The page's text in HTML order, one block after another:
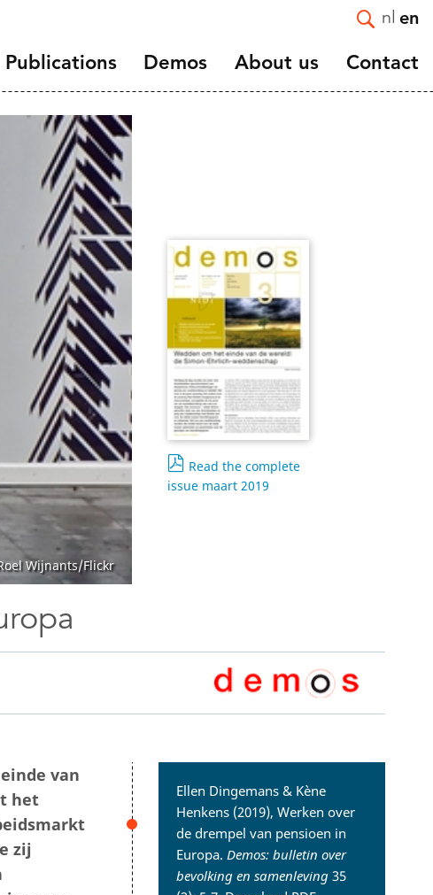
and
Mortality
and
Publications Demos About us
Affiliated and guest
researchers
Scientific advisory board
NIDI 50 Years
NIDI-NVD master thesis
award
Open Government Act
Contact
nl en
Wijnants/Flickr
Read the complete
issue maart 2019
van
het
zij
Ellen Dingemans & Kène
Henkens (2019), Werken over
de drempel van pensioen in
Europa. Demos: bulletin over
bevolking en samenleving 35